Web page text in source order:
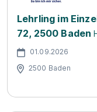
Lehrling im
72, 2500 Baden
01.09.2026
2500 Baden